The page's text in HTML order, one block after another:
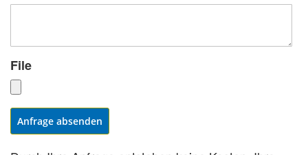
File
Anfrage absenden